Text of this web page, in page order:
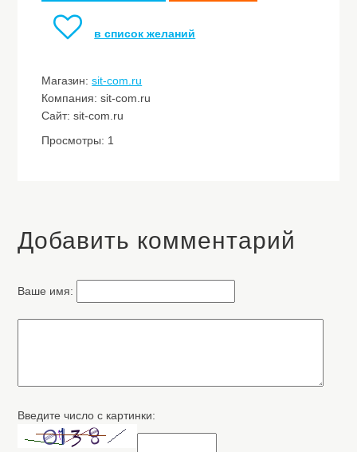
в список желаний
Магазин:sit-com.ru
Компания: sit-com.ru
Сайт: sit-com.ru
Просмотры: 1
Добавить комментарий
Ваше имя:
Введите число с картинки: